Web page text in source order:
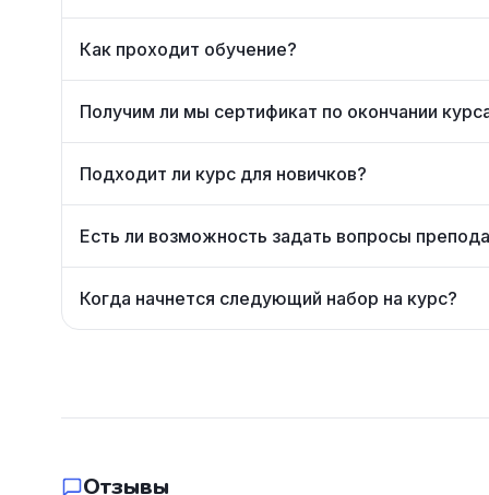
Как проходит обучение?
Получим ли мы сертификат по окончании
Подходит ли курс для новичков?
Есть ли возможность задать вопросы
Когда начнется следующий набор на курс?
Отзывы